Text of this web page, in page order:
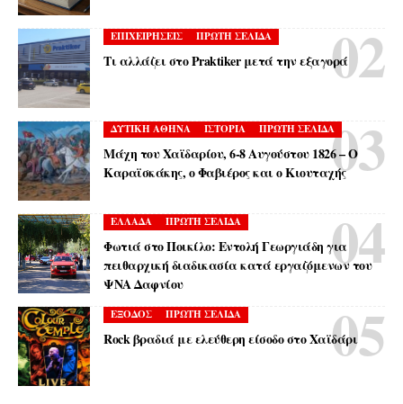
ΕΠΙΧΕΙΡΗΣΕΙΣ ΠΡΩΤΗ ΣΕΛΙΔΑ
Τι αλλάζει στο Praktiker μετά την εξαγορά
ΔΥΤΙΚΗ ΑΘΗΝΑ ΙΣΤΟΡΙΑ ΠΡΩΤΗ ΣΕΛΙΔΑ
Μάχη του Χαϊδαρίου, 6-8 Αυγούστου 1826 – Ο
Καραϊσκάκης, ο Φαβιέρος και ο Κιουταχής
ΕΛΛΑΔΑ ΠΡΩΤΗ ΣΕΛΙΔΑ
Φωτιά στο Ποικίλο: Εντολή Γεωργιάδη για
πειθαρχική διαδικασία κατά εργαζόμενων του
ΨΝΑ Δαφνίου
ΕΞΟΔΟΣ ΠΡΩΤΗ ΣΕΛΙΔΑ
Rock βραδιά με ελεύθερη είσοδο στο Χαϊδάρι